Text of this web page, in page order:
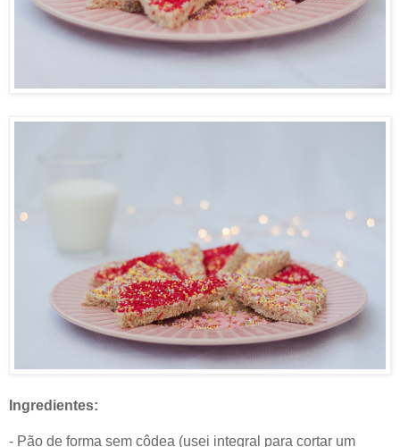
Ingredientes:
- Pão de forma sem côdea (usei integral para cortar um